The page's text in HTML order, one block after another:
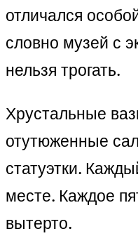
отличался
словно музей с
нельзя трогать.
Хрустальные
отутюженные
статуэтки.
месте. Каждое
вытерто.